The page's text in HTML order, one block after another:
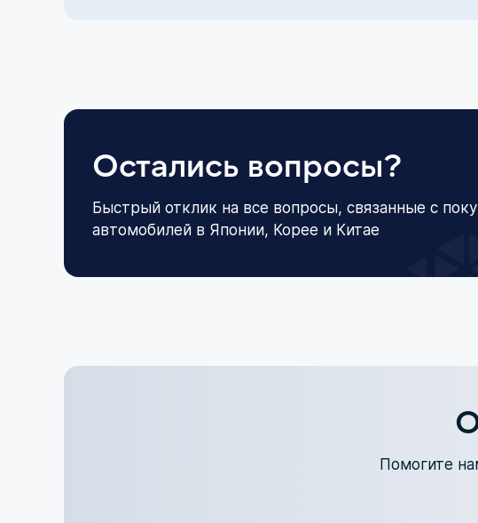
Остались вопросы?
Быстрый отклик на все вопросы, связанные с
автомобилей в Японии, Корее и Китае
Помогите